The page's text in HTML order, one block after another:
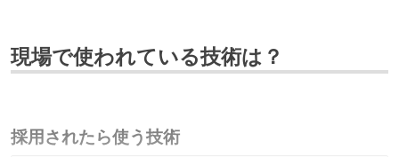
現場で使われている技術は？
採用されたら使う技術